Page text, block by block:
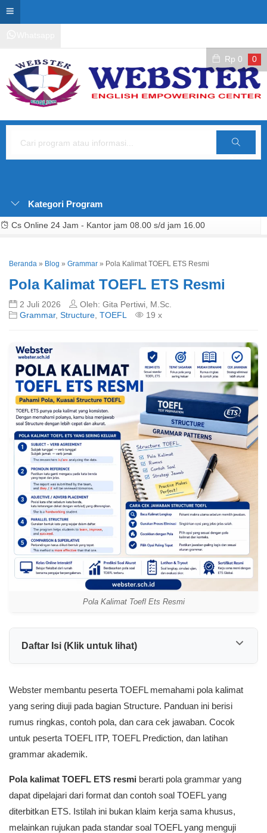
Rp 0 0
Cari
Kategori Program
Cs Online 24 Jam - Kantor jam 08.00 s/d jam 16.00
Beranda » Blog » Grammar » Pola Kalimat TOEFL ETS Resmi
Pola Kalimat TOEFL ETS Resmi
2 Juli 2026
Oleh: Gita Pertiwi, M.Sc.
Grammar, Structure, TOEFL 19 x
Pola Kalimat Toefl Ets Resmi
Daftar Isi (Klik untuk lihat)
Webster membantu peserta TOEFL memahami pola kalimat
yang sering diuji pada bagian Structure. Panduan ini berisi
rumus ringkas, contoh pola, dan cara cek jawaban. Cocok
untuk peserta TOEFL ITP, TOEFL Prediction, dan latihan
grammar akademik.
Pola kalimat TOEFL ETS resmi berarti pola grammar yang
dapat dipelajari dari format dan contoh soal TOEFL yang
diterbitkan ETS. Istilah ini bukan klaim kerja sama khusus,
melainkan rujukan pada standar soal TOEFL yang menguji